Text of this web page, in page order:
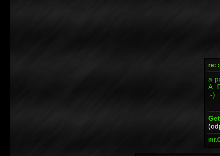
re:
a
A.
:-)